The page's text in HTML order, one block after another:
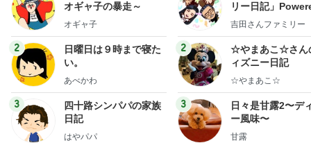
オギャ子の暴走～
オギャ子
2
日曜日は９時まで寝た
い。
あべかわ
3
四十路シンパパの家族
日記
はやパパ
リー日記」
y Ameba 吉田さ
ログ
吉田さんファミリー
2
☆やまあこ☆さん
ィズニー日記
☆やまあこ☆
3
日々是甘露2〜デ
ー風味〜
甘露